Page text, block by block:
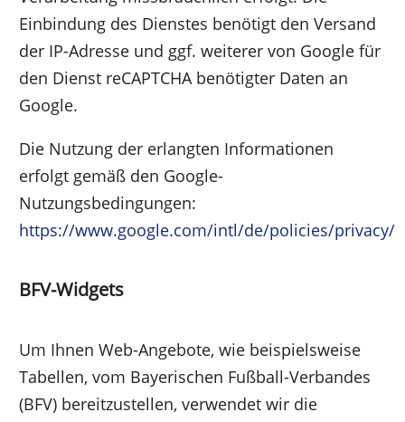
Einbindung des Dienstes benötigt den Versand
der IP-Adresse und ggf. weiterer von Google für
den Dienst reCAPTCHA benötigter Daten an
Google.
Die Nutzung der erlangten Informationen
erfolgt gemäß den Google-
Nutzungsbedingungen:
https://www.google.com/intl/de/policies/privacy/
BFV-Widgets
Um Ihnen Web-Angebote, wie beispielsweise
Tabellen, vom Bayerischen Fußball-Verbandes
(BFV) bereitzustellen, verwendet wir die